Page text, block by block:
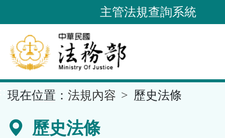
到
要
內
容
區
主管法規查詢系統
現在位置： 法規內容 歷史法條
歷史法條